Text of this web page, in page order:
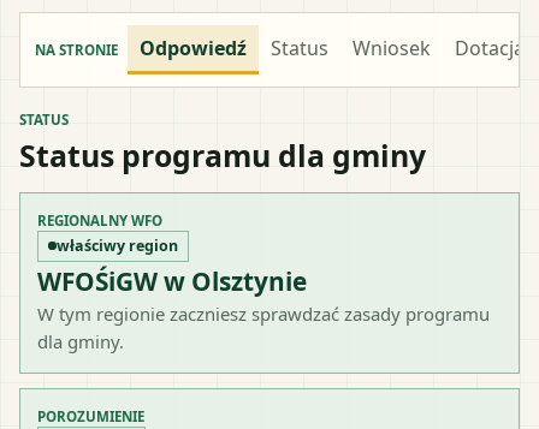
NA STRONIE Odpowiedź Status Wniosek Dotacja
STATUS
Status programu dla gminy
REGIONALNY WFO
właściwy region
WFOŚiGW w Olsztynie
W tym regionie zaczniesz sprawdzać zasady programu
dla gminy.
POROZUMIENIE